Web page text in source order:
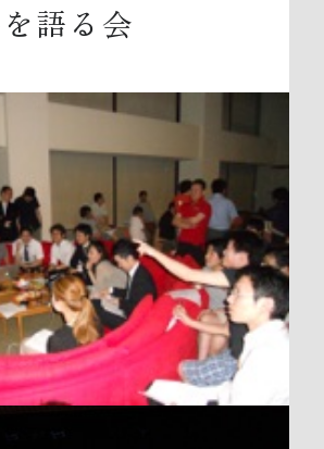
語る会